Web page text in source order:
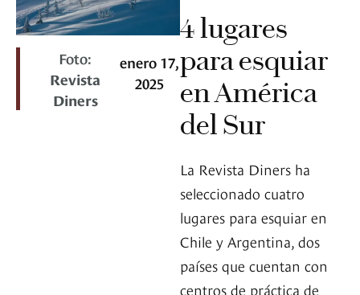
Foto:
Revista
Diners
enero 17,
2025
4 lugares
para esquiar
en América
del Sur
La Revista Diners ha
seleccionado cuatro
lugares para esquiar en
Chile y Argentina, dos
países que cuentan con
centros de práctica de